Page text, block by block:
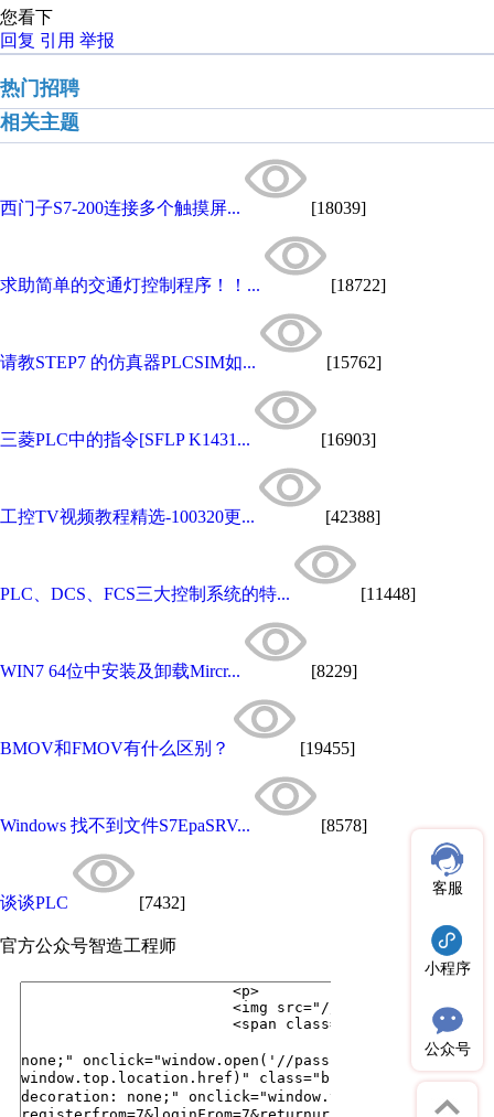
您看下
回复 引用 举报
热门招聘
相关主题
西门子S7-200连接多个触摸屏... [18039]
求助简单的交通灯控制程序！！... [18722]
请教STEP7 的仿真器PLCSIM如... [15762]
三菱PLC中的指令[SFLP K1431... [16903]
工控TV视频教程精选-100320更... [42388]
PLC、DCS、FCS三大控制系统的特... [11448]
WIN7 64位中安装及卸载Mircr... [8229]
BMOV和FMOV有什么区别？ [19455]
Windows 找不到文件S7EpaSRV... [8578]
谈谈PLC [7432]
官方公众号智造工程师
客服
小程序
公众号